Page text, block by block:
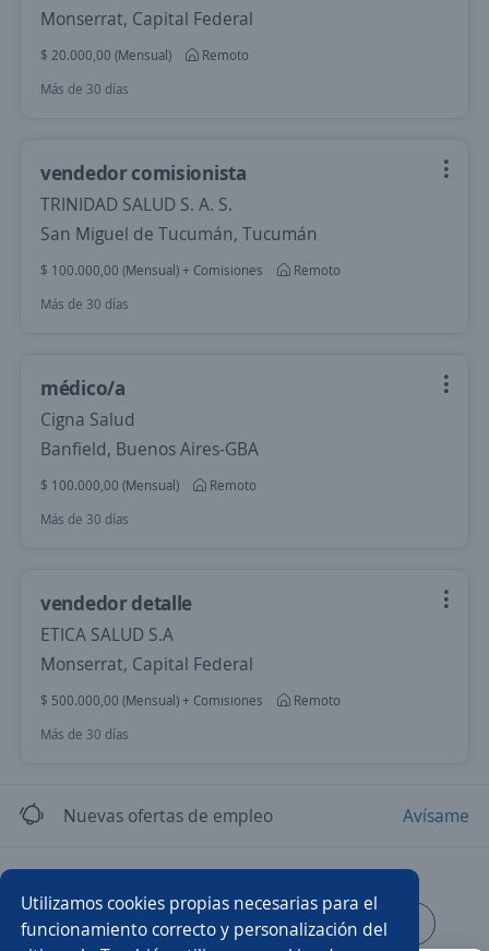
Utilizamos cookies propias necesarias para el
funcionamiento correcto y personalización del
Monserrat, Capital Federal
$ 20.000,00 (Mensual)
Remoto
Más de 30 días
vendedor comisionista
TRINIDAD SALUD S. A. S.
San Miguel de Tucumán, Tucumán
$ 100.000,00 (Mensual) + Comisiones
Remoto
Más de 30 días
médico/a
Cigna Salud
Banfield, Buenos Aires-GBA
$ 100.000,00 (Mensual)
Remoto
Más de 30 días
vendedor detalle
ETICA SALUD S.A
Monserrat, Capital Federal
$ 500.000,00 (Mensual) + Comisiones
Remoto
Más de 30 días
Nuevas ofertas de empleo Avísame
Enfermero/a Farmacéutico/a Médico/a laboral